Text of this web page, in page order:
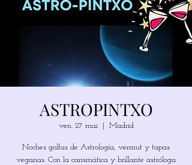
ASTROPINTXO
ven. 27 mai
  |
Madrid
Noches golfas de Astrología, vermut y tapas
veganas. Con la carismática y brillante astróloga